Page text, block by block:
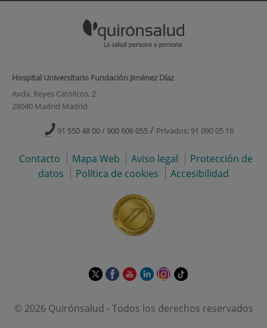
Hospital Universitario Fundación Jiménez Díaz
Avda. Reyes Católicos, 2
28040 Madrid Madrid
91 550 48 00 / 900 606 055 / Privados: 91 090 05 16
Contacto Mapa Web Aviso legal
Protección de
datos
Política de cookies Accesibilidad
Este
abrirá
Este
abrirá
Este
abrirá
Este
abrirá
Este
abrirá
Enlace
aplicación
© 2026 Quirónsalud - Todos los derechos reservados